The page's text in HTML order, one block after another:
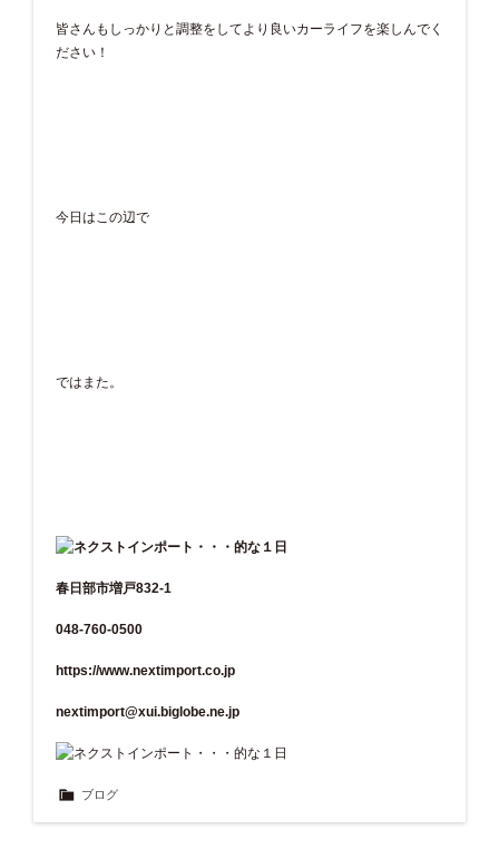
皆さんもしっかりと調整をしてより良いカーライフを楽しんでく
ださい！
今日はこの辺で
ではまた。
春日部市増戸832-1
048-760-0500
https://www.nextimport.co.jp
nextimport@xui.biglobe.ne.jp
ブログ